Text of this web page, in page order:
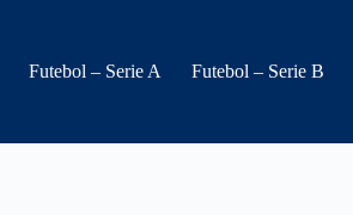
Futebol – Serie A Futebol – Serie B